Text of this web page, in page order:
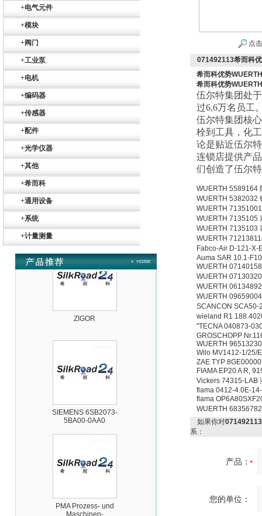
+电气元件
+模块
+阀门
+工业泵
+电机
+编码器
+传感器
+配件
+光学仪器
+其他
+希而科
+通用设备
+系统
+计量测量
Belimo SF24A-
MFT
ZIGOR
SIEMENS 6SB2073-
5BA00-0AA0
PMA Prozess- und
Maschinen-
Automation GmbH
点
071492113希而科
希而科优势
希而科优势
伍尔特集团处
过6,6万名员工
伍尔特集团核
栓到工具，化
论是贴近伍尔
连锁店提供产
们创造了伍尔
WUERTH 5589164
WUERTH 5382032
WUERTH
WUERTH 7135105
WUERTH 7135103
WUERTH
Fabco-Air D-121-X-
Auma SAR 10.1-
WUERTH
WUERTH
WUERTH
WUERTH
SCANCON
wieland
"TECNA 040873-
GROSCHOPP
WUERTH
Wilo MV1412-1/25/
ZAE TYP
FIAMA EP20 A R,
Vickers 74315-LAB
flama 0412-4.0E-
flama
WUERTH
如果你对
系：
产品：
您的单位：